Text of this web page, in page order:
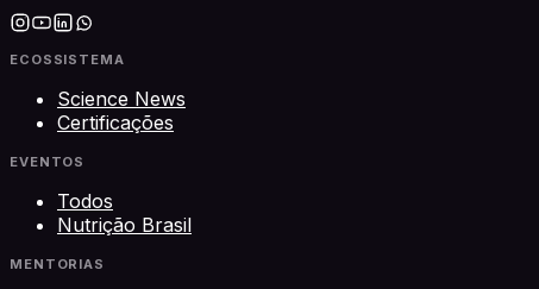
ECOSSISTEMA
Science News
Certificações
EVENTOS
Todos
Nutrição Brasil
MENTORIAS